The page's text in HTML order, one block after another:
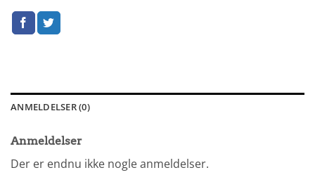
ANMELDELSER (0)
Anmeldelser
Der er endnu ikke nogle anmeldelser.